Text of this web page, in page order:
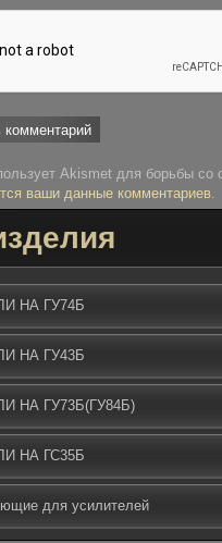
Akismet для борьбы
ваши данные комментариев.
НА ГУ74Б
НА ГУ43Б
НА ГУ73Б(ГУ84Б)
НА ГС35Б
для усилителей